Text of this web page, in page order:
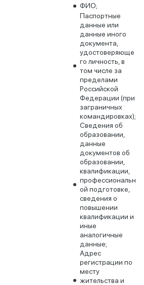
ФИО;
Паспортные
данные или
данные иного
документа,
удостоверяюще
го личность, в
том числе за
пределами
Российской
Федерации (при
заграничных
командировках);
Сведения об
образовании,
данные
документов об
образовании,
квалификации,
профессиональн
ой подготовке,
сведения о
повышении
квалификации и
иные
аналогичные
данные;
Адрес
регистрации по
месту
жительства и